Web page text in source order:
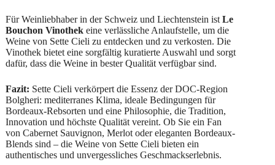
Für Weinliebhaber in der Schweiz und Liechtenstein ist Le
Bouchon Vinothekeine verlässliche Anlaufstelle, um die
Weine von Sette Cieli zu entdecken und zu verkosten. Die
Vinothek bietet eine sorgfältig kuratierte Auswahl und sorgt
dafür, dass die Weine in bester Qualität verfügbar sind.
Fazit: Sette Cieli verkörpert die Essenz der DOC-Region
Bolgheri: mediterranes Klima, ideale Bedingungen für
Bordeaux-Rebsorten und eine Philosophie, die Tradition,
Innovation und höchste Qualität vereint. Ob Sie ein Fan
von Cabernet Sauvignon, Merlot oder eleganten Bordeaux-
Blends sind – die Weine von Sette Cieli bieten ein
authentisches und unvergessliches Geschmackserlebnis.